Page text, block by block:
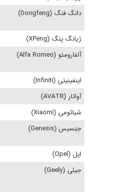
دانگ فنگ (Dongfeng)
ژیانگ پنگ (XPeng)
آلفارومئو (Alfa Romeo)
اینفینیتی (Infiniti)
آواتار (AVATR)
شیائومی (Xiaomi)
جنِسیس (Genesis)
اپل (Opel)
جیلی (Geely)